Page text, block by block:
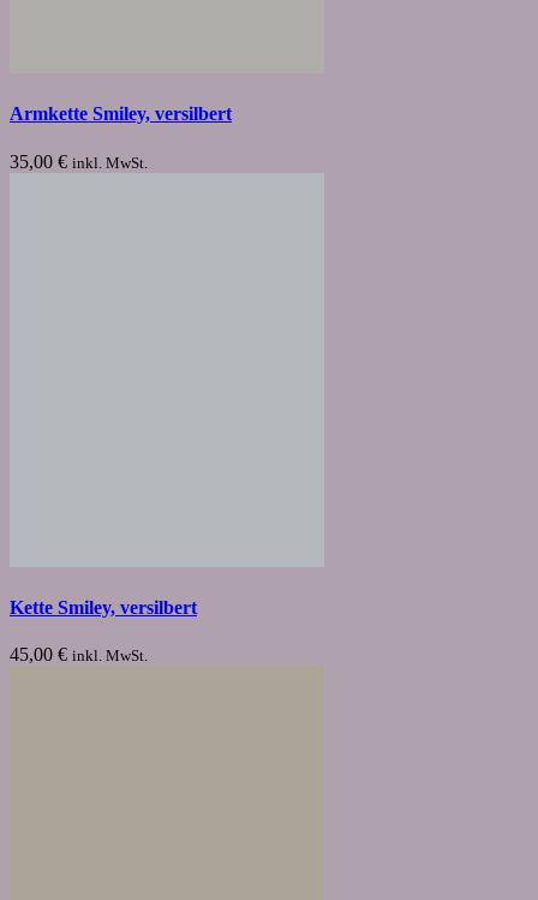
Armkette Smiley, versilbert
35,00 € inkl. MwSt.
Kette Smiley, versilbert
45,00 € inkl. MwSt.